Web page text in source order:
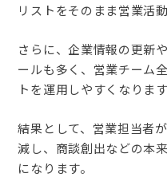
リストをそのまま営業活
さらに、企業情報の更新
ールも多く、営業チーム
トを運用しやすくなります
結果として、営業担当者
減し、商談創出などの本
になります。